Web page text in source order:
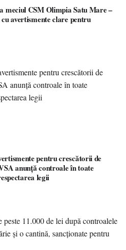
meciul CSM Olimpia Satu Mare –
avertismente clare pentru
pentru crescătorii de
anunță controale în toate
legii